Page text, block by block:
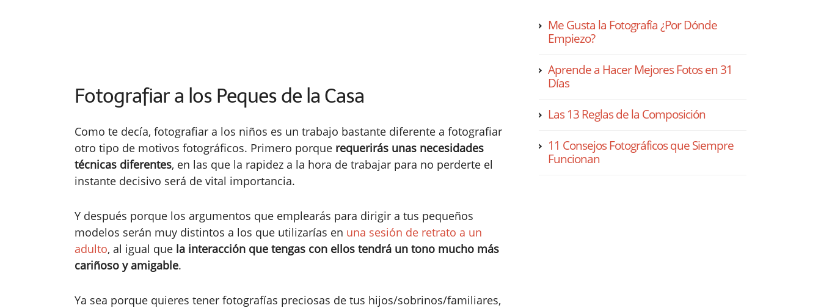
Fotografiar a los Peques de la Casa
Como te decía, fotografiar a los niños es un trabajo bastante diferente a fotografiar
otro tipo de motivos fotográficos. Primero porque requerirás unas necesidades
técnicas diferentes, en las que la rapidez a la hora de trabajar para no perderte el
instante decisivo será de vital importancia.
Y después porque los argumentos que emplearás para dirigir a tus pequeños
modelos serán muy distintos a los que utilizarías en una sesión de retrato a un
adulto, al igual que la interacción que tengas con ellos tendrá un tono mucho más
cariñoso y amigable.
Ya sea porque quieres tener fotografías preciosas de tus hijos/sobrinos/familiares,
Me Gusta la Fotografía ¿Por Dónde
Empiezo?
Aprende a Hacer Mejores Fotos en 31
Días
Las 13 Reglas de la Composición
11 Consejos Fotográficos que Siempre
Funcionan